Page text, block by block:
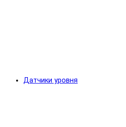
Датчики уровня